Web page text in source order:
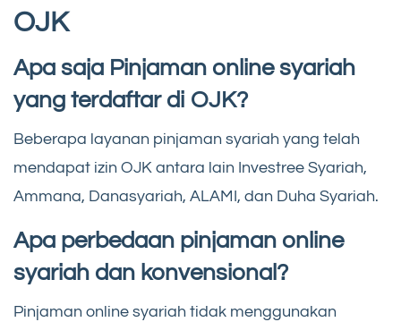
OJK
Apa saja Pinjaman online syariah
yang terdaftar di OJK?
Beberapa layanan pinjaman syariah yang telah
mendapat izin OJK antara lain Investree Syariah,
Ammana, Danasyariah, ALAMI, dan Duha Syariah.
Apa perbedaan pinjaman online
syariah dan konvensional?
Pinjaman online syariah tidak menggunakan